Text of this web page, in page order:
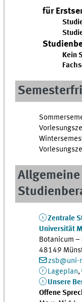
für
Kein
Zentrale
Universität
Botanicum
48149
zsb@uni-
Lageplan,
Unsere
Offene